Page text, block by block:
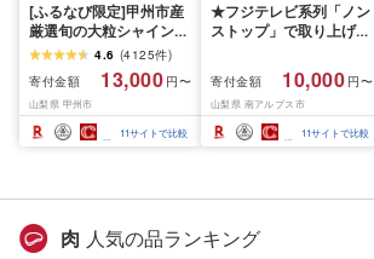
[ふるなび限定]甲州市産
厳選旬の大粒シャインマ
スカット 約1.3kg 2〜3
房[2026年発送]
(MG)B12-472 FN-
Limited-VO シャインマ
スカット フルーツ
4.6 (4125件)
寄付金額
13,000 円〜
山梨県 甲州市
11サイトで比較
★フジテレビ系列「ノン
ストップ」で取り上げら
先行予約]南アルプス市
産シャインマスカット
1.2kg以上(2〜3房)ふる
さと納税 おすすめ 山梨
県 南アルプス市 送料無
寄付金額 10,000 円〜
山梨県 南アルプス市
11サイトで比較
肉 人気の品ランキング